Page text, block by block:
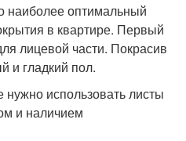
наиболее оптимальный
в квартире. Первый
лицевой части. Покрасив
и гладкий пол.
использовать листы
и наличием